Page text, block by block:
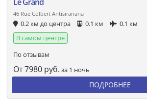
46 Rue Colbert Antisiranana
0.2 км до центра 0.1 км
0.1 км
В самом центре
По отзывам
От7980 руб. за 1 ночь
ПОДРОБНЕЕ